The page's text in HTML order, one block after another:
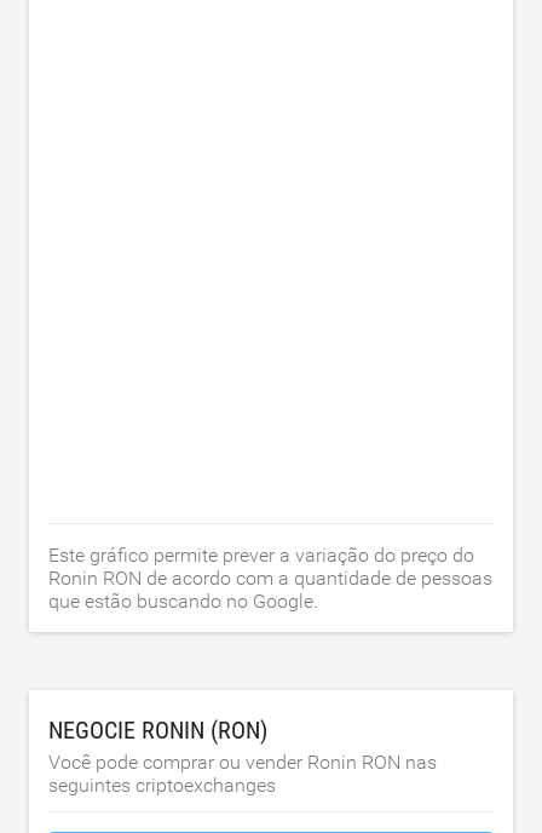
Este gráfico permite prever a variação do preço do
Ronin RON de acordo com a quantidade de pessoas
que estão buscando no Google.
NEGOCIE RONIN (RON)
Você pode comprar ou vender Ronin RON nas
seguintes criptoexchanges